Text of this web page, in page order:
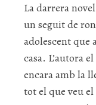
La darrera
un seguit de
adolescent que
casa. L’autora
encara amb la
tot el que veu